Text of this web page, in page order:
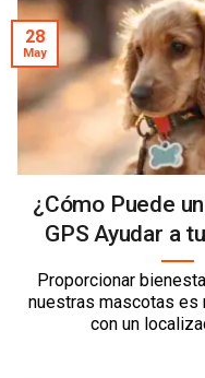
¿Cómo Puede
GPS Ayudar a
Proporcionar
nuestras mascotas es
con un
28
May